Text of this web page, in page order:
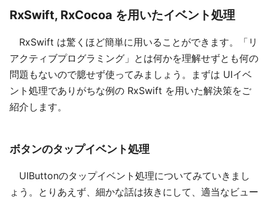
RxSwift, RxCocoa を用いたイベント処理
RxSwift は驚くほど簡単に用いることができます。「リ
アクティブプログラミング」とは何かを理解せずとも何の
問題もないので臆せず使ってみましょう。まずは UIイベ
ント処理でありがちな例の RxSwift を用いた解決策をご
紹介します。
ボタンのタップイベント処理
UIButtonのタップイベント処理についてみていきまし
ょう。とりあえず、細かな話は抜きにして、適当なビュー